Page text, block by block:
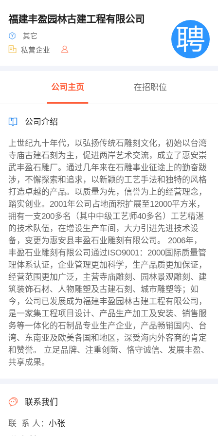
福建丰盈园林古建工程有限公司
其它
私营企业
公司主页 在招职位
公司介绍
上世纪九十年代，以弘扬传统石雕刻文化，初始以台湾
寺庙古建石刻为主，促进两岸艺术交流，成立了惠安崇
武丰盈石雕厂。通过几年来在石雕事业征途上的勤奋跋
涉，不懈探索和追求，以新颖的工艺手法和独特的风格
打造卓越的产品。以质量为先，信誉为上的经营理念，
踏实创业。2001年公司占地面积扩展至12000平方米，
拥有一支200多名（其中中级工艺师40多名）工艺精湛
的技术队伍，在增设生产车间，大力引进先进技术设
备，变更为惠安县丰盈石业雕刻有限公司。 2006年，
丰盈石业雕刻有限公司通过ISO9001：2000国际质量管
理体系认证，企业管理更加科学，生产品质更加保证，
经营范围更加广泛，主营寺庙雕刻、园林景观雕刻、建
筑装饰石材、人物雕塑及古建石刻、城市雕塑等；如
今，公司已发展成为福建丰盈园林古建工程有限公司，
是一家集工程项目设计、产品生产加工及安装、销售服
务等一体化的石制品专业生产企业，产品畅销国内、台
湾、东南亚及欧美各国和地区，深受海内外客商的肯定
和赞誉。 立足品牌、注重创新、恪守诚信、发展丰盈、
共享成果。
联系我们
联 系 人： 小张